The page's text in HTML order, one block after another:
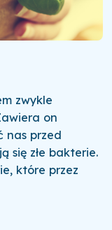
zwykle
on
nas przed
się złe bakterie.
które przez